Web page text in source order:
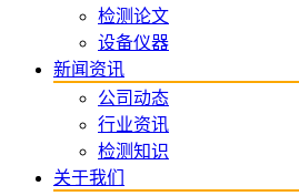
检测论文
设备仪器
新闻资讯
公司动态
行业资讯
检测知识
关于我们